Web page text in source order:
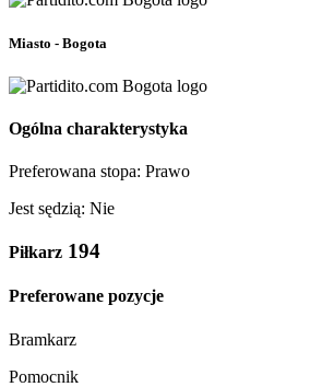
Miasto - Bogota
Ogólna charakterystyka
Preferowana stopa: Prawo
Jest sędzią: Nie
Piłkarz 194
Preferowane pozycje
Bramkarz
Pomocnik